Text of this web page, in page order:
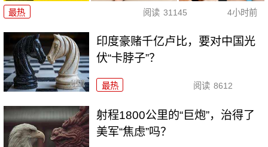
最热 阅读 31145 4小时前
印度豪赌千亿卢比，要对中国光
伏“卡脖子”？
最热 阅读 8612
射程1800公里的“巨炮”，治得了
美军“焦虑”吗？